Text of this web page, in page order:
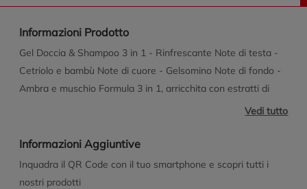
Informazioni Prodotto
Gel Doccia & Shampoo 3 in 1 - Rinfrescante Note di testa -
Cetriolo e bambù Note di cuore - Gelsomino Note di fondo -
Ambra e muschio Formula 3 in 1, arricchita con estratti di
cetriolo e bambù, deterge delicatamente corpo, capelli e viso.
favorisce la pettinabilità dei capelli rendendoli più morbidi e
setosi. Una profumazione fresca e rinvigorente per una
sensazione di benessere sulla pelle. - Dermatologicamente e
Vedi tutto
Informazioni Aggiuntive
Inquadra il QR Code con il tuo smartphone e scopri tutti i
nostri prodotti